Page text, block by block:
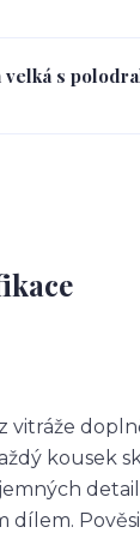
velká s
vitráže
kousek